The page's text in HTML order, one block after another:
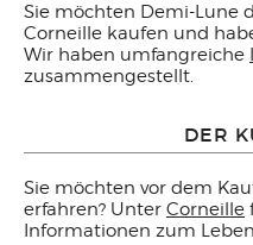
Sie möchten Demi-Lune
Corneille kaufen und
Wir haben umfangreiche
zusammengestellt.
DER
Sie möchten vor dem
erfahren? Unter Corneille
Informationen zum